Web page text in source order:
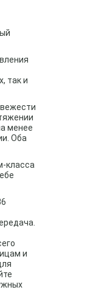
так и
менее
Оба
класса
и